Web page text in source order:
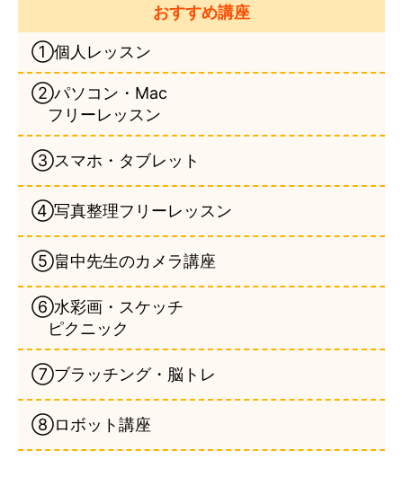
おすすめ講座
①個人レッスン
②パソコン・Mac
フリーレッスン
③スマホ・タブレット
④写真整理フリーレッスン
⑤畠中先生のカメラ講座
⑥水彩画・スケッチ
ピクニック
⑦ブラッチング・脳トレ
⑧ロボット講座